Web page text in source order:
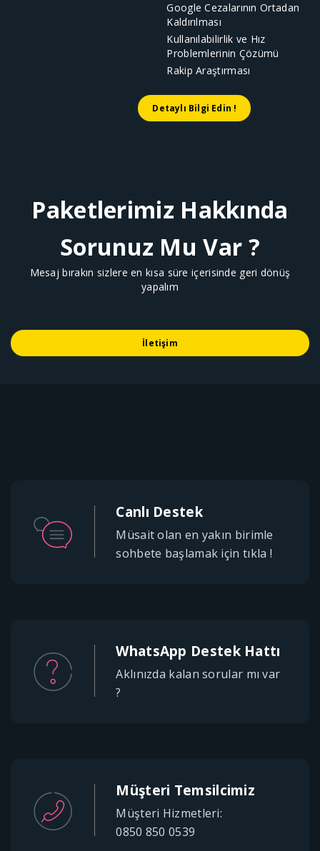
Google Cezalarının Ortadan
Kaldırılması
Kullanılabilirlik ve Hız
Problemlerinin Çözümü
Rakip Araştırması
Detaylı Bilgi Edin !
Paketlerimiz Hakkında
Sorunuz Mu Var ?
Mesaj bırakın sizlere en kısa süre içerisinde geri dönüş
yapalım
İletişim
Canlı Destek
Müsait olan en yakın birimle
sohbete başlamak için tıkla !
WhatsApp Destek Hattı
Aklınızda kalan sorular mı var
?
Müşteri Temsilcimiz
Müşteri Hizmetleri:
0850 850 0539